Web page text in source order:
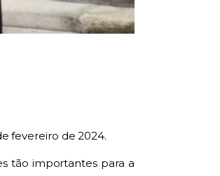
fevereiro de 2024.
tão importantes para a